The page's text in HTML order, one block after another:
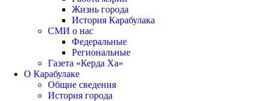
Жизнь города
История Карабулака
СМИ о нас
Федеральные
Региональные
Газета «Керда Ха»
О Карабулаке
Общие сведения
История города